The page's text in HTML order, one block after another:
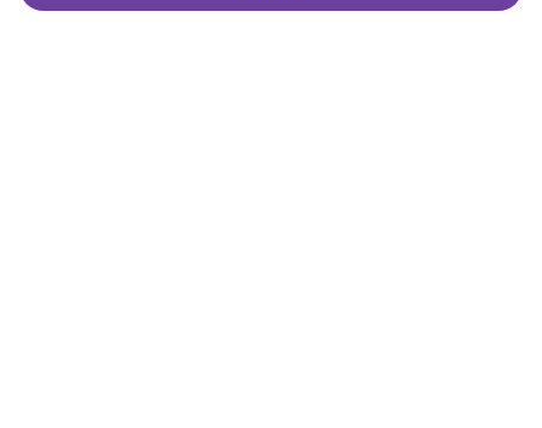
חנותמסננים
רשימת משאלות
עגלת הקניותחשבון שלי